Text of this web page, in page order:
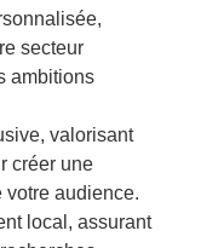
secteur
ambitions
valorisant
créer une
votre audience.
local, assurant